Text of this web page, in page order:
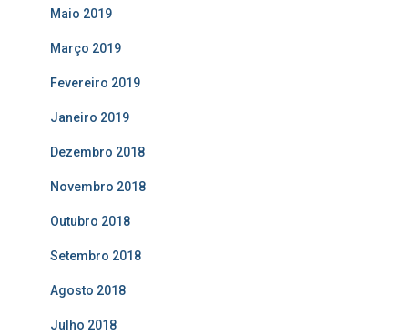
Maio 2019
Março 2019
Fevereiro 2019
Janeiro 2019
Dezembro 2018
Novembro 2018
Outubro 2018
Setembro 2018
Agosto 2018
Julho 2018